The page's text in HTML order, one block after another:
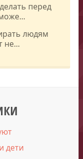
перед
людям
не...
дети